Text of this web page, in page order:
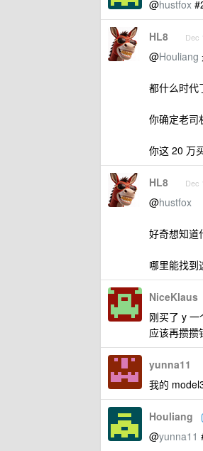
@hustfox
HL8 Dec
@Houliang
都什么时代
你确定老司
你这 20 万
HL8 Dec
@hustfox
好奇想知道
哪里能找到
NiceKlaus
刚买了 y 一
应该再攒攒
yunna11
我的
Houliang
@yunna11